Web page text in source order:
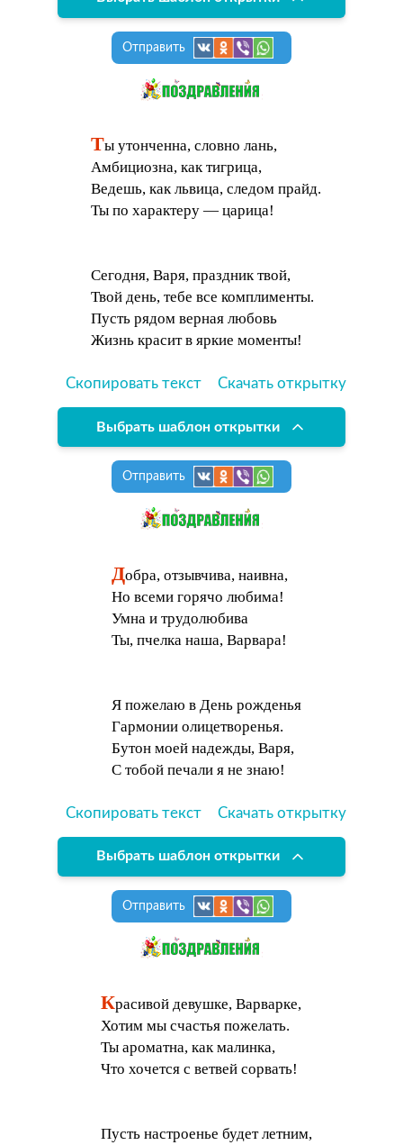
Отправить
Ты утонченна, словно лань,
Амбициозна, как тигрица,
Ведешь, как львица, следом прайд.
Ты по характеру — царица!
Сегодня, Варя, праздник твой,
Твой день, тебе все комплименты.
Пусть рядом верная любовь
Жизнь красит в яркие моменты!
Скопировать текст Скачать открытку
Выбрать шаблон открытки
Отправить
Добра, отзывчива, наивна,
Но всеми горячо любима!
Умна и трудолюбива
Ты, пчелка наша, Варвара!
Я пожелаю в День рожденья
Гармонии олицетворенья.
Бутон моей надежды, Варя,
С тобой печали я не знаю!
Скопировать текст Скачать открытку
Выбрать шаблон открытки
Отправить
Красивой девушке, Варварке,
Хотим мы счастья пожелать.
Ты ароматна, как малинка,
Что хочется с ветвей сорвать!
Пусть настроенье будет летним,